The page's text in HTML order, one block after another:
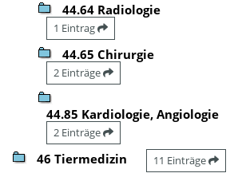
44.64 Radiologie
1 Eintrag
44.65 Chirurgie
2 Einträge
44.85 Kardiologie, Angiologie
2 Einträge
46 Tiermedizin 11 Einträge